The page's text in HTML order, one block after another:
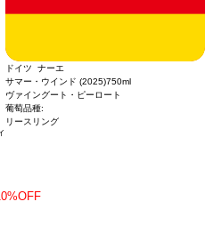
ドイツ ナーエ
サマー・ウインド (2025)750ml
ヴァイングート・ピーロート
葡萄品種:
リースリング